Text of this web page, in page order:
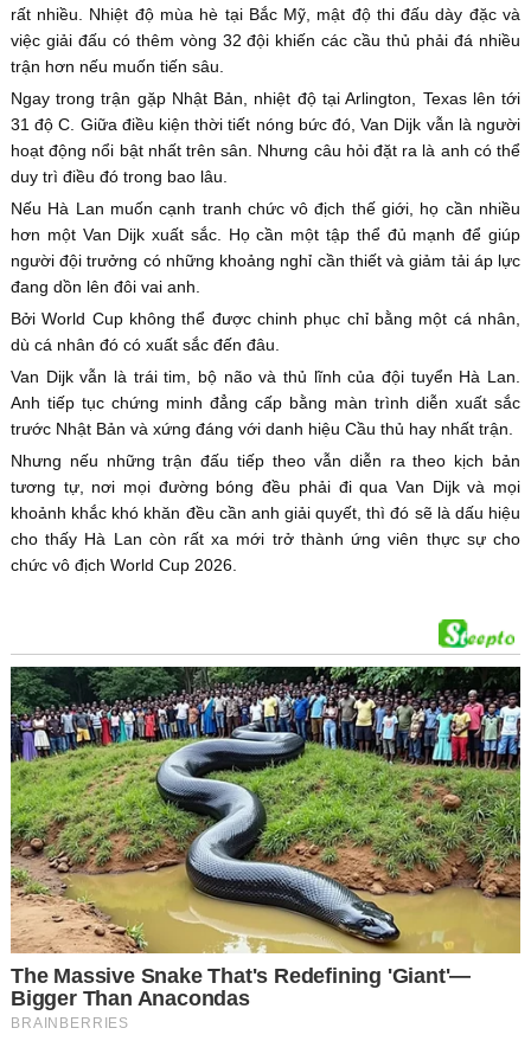
rất nhiều. Nhiệt độ mùa hè tại Bắc Mỹ, mật độ thi đấu dày đặc và
việc giải đấu có thêm vòng 32 đội khiến các cầu thủ phải đá nhiều
trận hơn nếu muốn tiến sâu.
Ngay trong trận gặp Nhật Bản, nhiệt độ tại Arlington, Texas lên tới
31 độ C. Giữa điều kiện thời tiết nóng bức đó, Van Dijk vẫn là người
hoạt động nổi bật nhất trên sân. Nhưng câu hỏi đặt ra là anh có thể
duy trì điều đó trong bao lâu.
Nếu Hà Lan muốn cạnh tranh chức vô địch thế giới, họ cần nhiều
hơn một Van Dijk xuất sắc. Họ cần một tập thể đủ mạnh để giúp
người đội trưởng có những khoảng nghỉ cần thiết và giảm tải áp lực
đang dồn lên đôi vai anh.
Bởi World Cup không thể được chinh phục chỉ bằng một cá nhân,
dù cá nhân đó có xuất sắc đến đâu.
Van Dijk vẫn là trái tim, bộ não và thủ lĩnh của đội tuyển Hà Lan.
Anh tiếp tục chứng minh đẳng cấp bằng màn trình diễn xuất sắc
trước Nhật Bản và xứng đáng với danh hiệu Cầu thủ hay nhất trận.
Nhưng nếu những trận đấu tiếp theo vẫn diễn ra theo kịch bản
tương tự, nơi mọi đường bóng đều phải đi qua Van Dijk và mọi
khoảnh khắc khó khăn đều cần anh giải quyết, thì đó sẽ là dấu hiệu
cho thấy Hà Lan còn rất xa mới trở thành ứng viên thực sự cho
chức vô địch World Cup 2026.